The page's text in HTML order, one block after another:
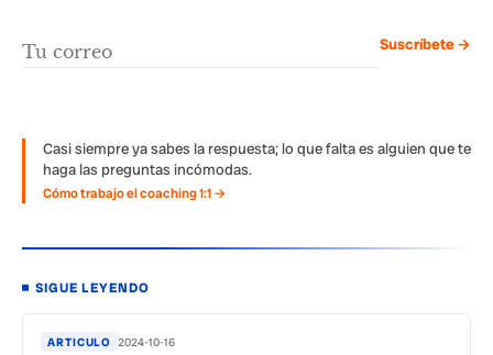
Suscríbete →
Casi siempre ya sabes la respuesta; lo que falta es alguien que te
haga las preguntas incómodas.
Cómo trabajo el coaching 1:1 →
SIGUE LEYENDO
ARTICULO 2024-10-16